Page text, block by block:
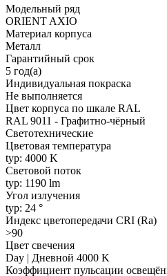
Модельный ряд
ORIENT AXIO
Материал корпуса
Металл
Гарантийный срок
5 год(а)
Индивидуальная покраска
Не выполняется
Цвет корпуса по шкале RAL
RAL 9011 - Графитно-чёрный
Светотехнические
Цветовая температура
typ: 4000 K
Световой поток
typ: 1190 lm
Угол излучения
typ: 24 °
Индекс цветопередачи CRI (Ra)
>90
Цвет свечения
Day | Дневной 4000 K
Коэффициент пульсации